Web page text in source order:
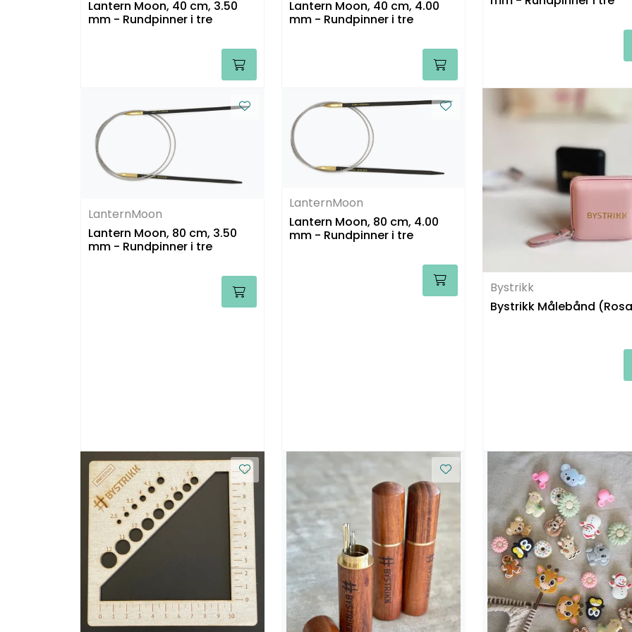
Lantern Moon, 40 cm, 3.50
mm - Rundpinner i tre
Lantern Moon, 40 cm, 4.00
mm - Rundpinner i tre
LanternMoon
Lantern Moon, 80 cm, 3.50
mm - Rundpinner i tre
LanternMoon
Lantern Moon, 80 cm, 4.00
mm - Rundpinner i tre
Bystrikk
Bystrikk Målebånd